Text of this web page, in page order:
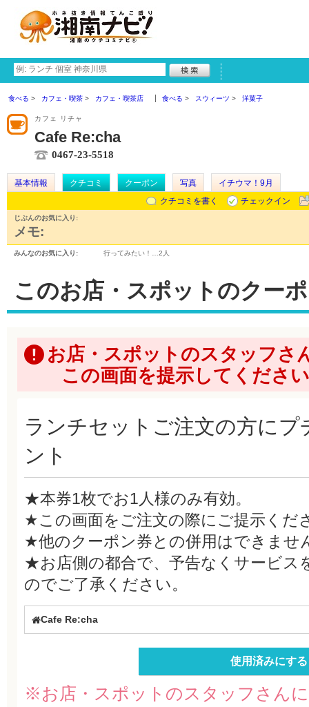
食べる カフェ・喫茶 カフェ・喫茶店 食べる スウィーツ 洋菓子
カフェ リチャ
Cafe Re:cha
0467-23-5518
基本情報 クチコミ クーポン 写真
イチウマ！9月
クチコミを書く
チェックイン
じぶんのお気に入り:
メモ:
みんなのお気に入り: 行ってみたい！… 2人
このお店・スポットのクー
お店・スポットのスタッフさ
この画面を提示してください
ランチセットご注文の方に
ント
★本券1枚でお1人様のみ有効。
★この画面をご注文の際にご提示くだ
★他のクーポン券との併用はできませ
★お店側の都合で、予告なくサービス
のでご了承ください。
Cafe Re:cha
使用済みにする
※お店・スポットのスタッフさん